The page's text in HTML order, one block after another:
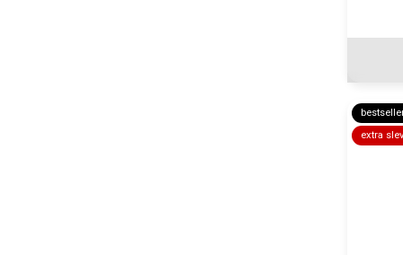
extra